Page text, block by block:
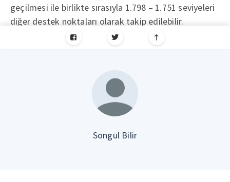
geçilmesi ile birlikte sırasıyla 1.798 – 1.751 seviyeleri
diğer destek noktaları olarak takip edilebilir.
Songül Bilir